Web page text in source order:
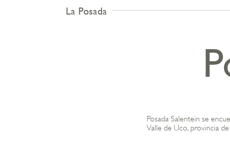
La Posada
Posada Salentein se
Valle de Uco, provincia